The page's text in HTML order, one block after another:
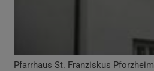
Pfarrhaus St. Franziskus Pforzheim